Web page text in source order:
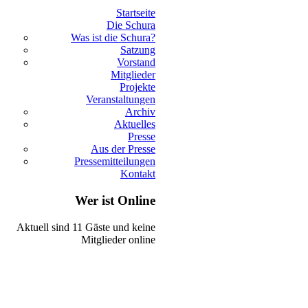
Startseite
Die Schura
Was ist die Schura?
Satzung
Vorstand
Mitglieder
Projekte
Veranstaltungen
Archiv
Aktuelles
Presse
Aus der Presse
Pressemitteilungen
Kontakt
Wer ist Online
Aktuell sind 11 Gäste und keine
Mitglieder online